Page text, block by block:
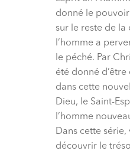
donné le
sur le reste de la
l’homme a
le péché. Par
été donné
dans cette
Dieu, le Saint-
l’homme
Dans cette série,
découvrir le